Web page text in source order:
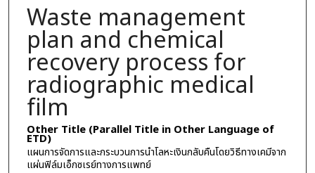
Waste management
plan and chemical
recovery process for
radiographic medical
film
Other Title (Parallel Title in Other Language of
ETD)
แผนการจัดการและกระบวนการนำโลหะเงินกลับคืนโดยวิธีทางเคมีจาก
แผ่นฟิล์มเอ็กซเรย์ทางการแพทย์